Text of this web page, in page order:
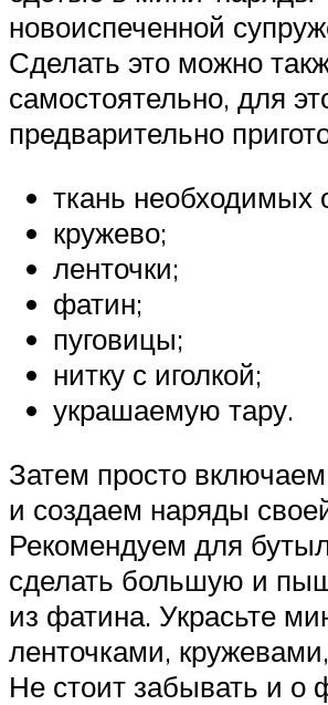
новоиспеченной
Сделать это можно
самостоятельно, для
предварительно
ткань необходимых
кружево;
ленточки;
фатин;
пуговицы;
нитку с иголкой;
украшаемую тару.
Затем просто
и создаем наряды
Рекомендуем для
сделать большую и
из фатина. Украсьте
ленточками,
Не стоит забывать и о